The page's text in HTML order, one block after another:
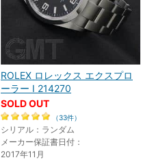
ROLEX ロレックス エクスプロ
ーラー I 214270
SOLD OUT
（33件）
シリアル：ランダム
メーカー保証書日付：
2017年11月